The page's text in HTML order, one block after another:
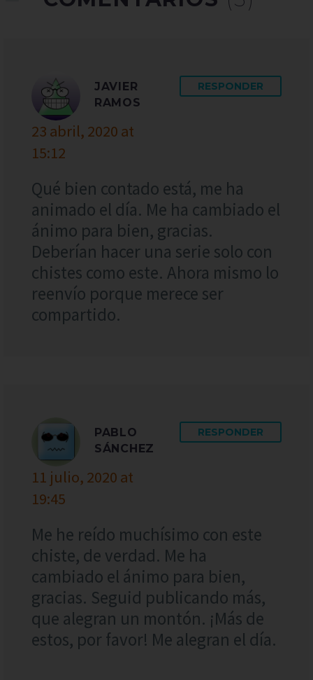
JAVIER
RAMOS
23 abril, 2020 at
15:12
RESPONDER
Qué bien contado está, me ha
animado el día. Me ha cambiado el
ánimo para bien, gracias.
Deberían hacer una serie solo con
chistes como este. Ahora mismo lo
reenvío porque merece ser
compartido.
PABLO
SÁNCHEZ
11 julio, 2020 at
19:45
RESPONDER
Me he reído muchísimo con este
chiste, de verdad. Me ha
cambiado el ánimo para bien,
gracias. Seguid publicando más,
que alegran un montón. ¡Más de
estos, por favor! Me alegran el día.